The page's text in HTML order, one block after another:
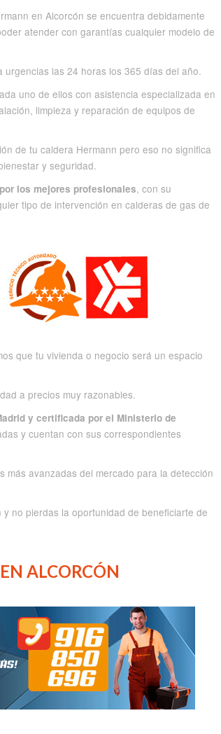
en Alcorcón se encuentra debidamente
atender con garantías cualquier modelo de
las 24 horas los 365 días del año.
uno de ellos con asistencia especializada en
limpieza y reparación de equipos de
de tu caldera Hermann pero eso no significa
y seguridad.
los mejores profesionales, con su
tipo de intervención en calderas de gas de
que tu vivienda o negocio será un espacio
a precios muy razonables.
y certificada por el Ministerio de
y cuentan con sus correspondientes
más avanzadas del mercado para la detección
no pierdas la oportunidad de beneficiarte de
ALCORCÓN